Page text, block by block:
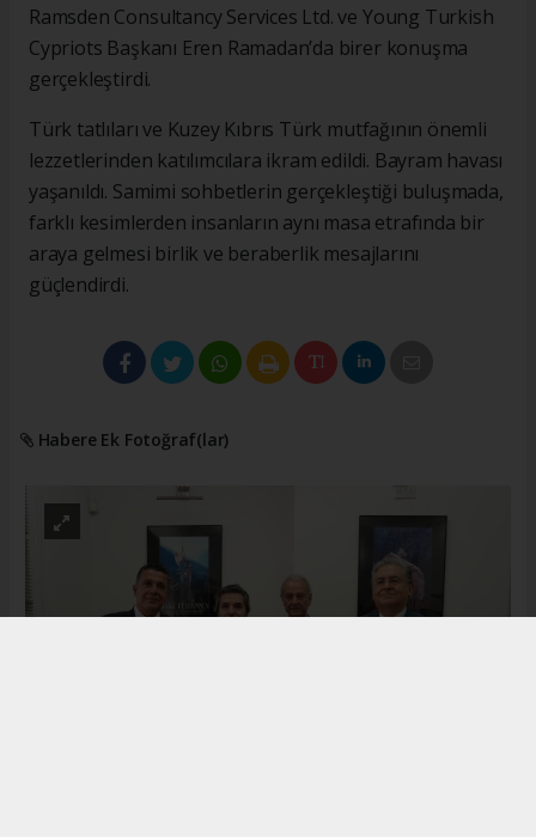
Ramsden Consultancy Services Ltd. ve Young Turkish
Cypriots Başkanı Eren Ramadan’da birer konuşma
gerçekleştirdi.
Türk tatlıları ve Kuzey Kıbrıs Türk mutfağının önemli
lezzetlerinden katılımcılara ikram edildi. Bayram havası
yaşanıldı. Samimi sohbetlerin gerçekleştiği buluşmada,
farklı kesimlerden insanların aynı masa etrafında bir
araya gelmesi birlik ve beraberlik mesajlarını
güçlendirdi.
Habere Ek Fotoğraf(lar)